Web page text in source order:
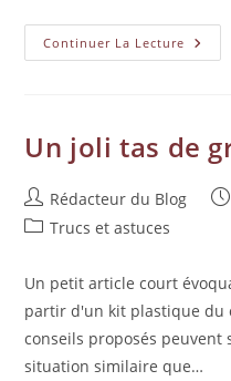
Continuer La Lecture
Un joli tas de
Rédacteur du Blog
Trucs et astuces
Un petit article court
partir d'un kit plastique du
conseils proposés
situation similaire que…